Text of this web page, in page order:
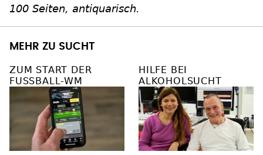
100 Seiten, antiquarisch.
MEHR ZU SUCHT
ZUM START DER
FUSSBALL-WM
HILFE BEI
ALKOHOLSUCHT